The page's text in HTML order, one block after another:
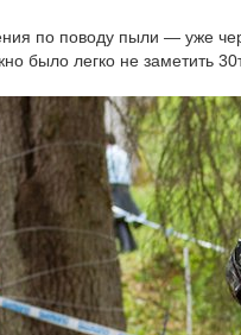
по поводу пыли — уже
было легко не заметить